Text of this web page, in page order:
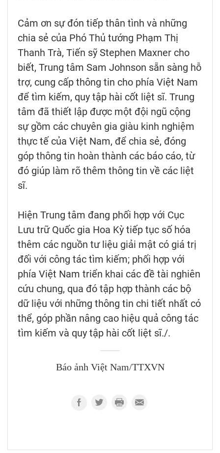
Cảm ơn sự đón tiếp thân tình và những
chia sẻ của Phó Thủ tướng Phạm Thị
Thanh Trà, Tiến sỹ Stephen Maxner cho
biết, Trung tâm Sam Johnson sẵn sàng hỗ
trợ, cung cấp thông tin cho phía Việt Nam
để tìm kiếm, quy tập hài cốt liệt sĩ. Trung
tâm đã thiết lập được một đội ngũ cộng
sự gồm các chuyên gia giàu kinh nghiệm
thực tế của Việt Nam, để chia sẻ, đóng
góp thông tin hoàn thành các báo cáo, từ
đó giúp làm rõ thêm thông tin về các liệt
sĩ.
Hiện Trung tâm đang phối hợp với Cục
Lưu trữ Quốc gia Hoa Kỳ tiếp tục số hóa
thêm các nguồn tư liệu giải mật có giá trị
đối với công tác tìm kiếm; phối hợp với
phía Việt Nam triển khai các đề tài nghiên
cứu chung, qua đó tập hợp thành các bộ
dữ liệu với những thông tin chi tiết nhất có
thể, góp phần nâng cao hiệu quả công tác
tìm kiếm và quy tập hài cốt liệt sĩ./.
Báo ảnh Việt Nam/TTXVN